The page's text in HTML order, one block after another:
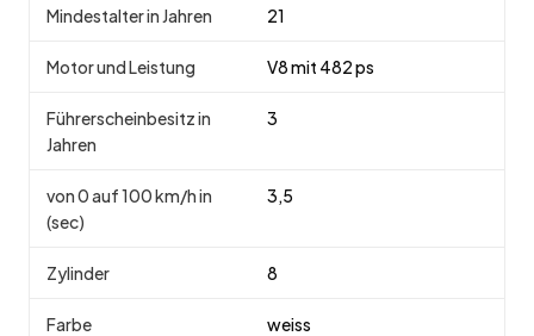
Mindestalter in Jahren 21
Motor und Leistung V8 mit 482 ps
Führerscheinbesitz in
Jahren
3
von 0 auf 100 km/h in
(sec)
3,5
Zylinder 8
Farbe weiss